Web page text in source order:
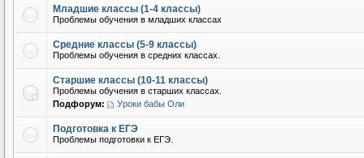
Младшие классы (1-4 классы)
Проблемы обучения в младших классах
Средние классы (5-9 классы)
Проблемы обучения в средних классах.
Старшие классы (10-11 классы)
Проблемы обучения в старших классах.
Подфорум:
Уроки бабы Оли
Подготовка к ЕГЭ
Проблемы подготовки к ЕГЭ.